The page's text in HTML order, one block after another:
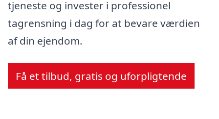
tjeneste og invester i professionel
tagrensning i dag for at bevare værdien
af din ejendom.
Få et tilbud, gratis og uforpligtende